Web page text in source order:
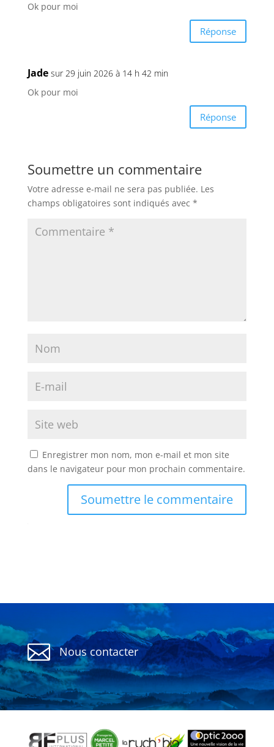
Ok pour moi
Réponse
Jade sur 29 juin 2026 à 14 h 42 min
Ok pour moi
Réponse
Soumettre un commentaire
Votre adresse e-mail ne sera pas publiée. Les
champs obligatoires sont indiqués avec *
Enregistrer mon nom, mon e-mail et mon site
dans le navigateur pour mon prochain commentaire.
Soumettre le commentaire
 Nous contacter